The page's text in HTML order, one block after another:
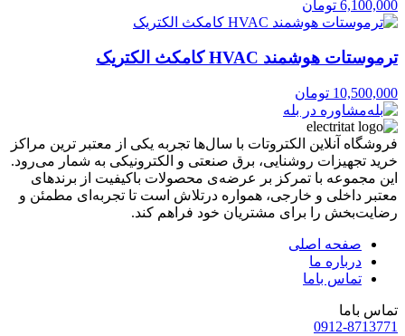
6,100,000 تومان
ترموستات هوشمند HVAC کامکث الکتریک
10,500,000 تومان
مشاوره در بله
فروشگاه آنلاین الکتروتات با سال‌ها تجربه یکی از معتبر ترین مراکز
خرید تجهیزات روشنایی، برق صنعتی و الکترونیکی به شمار می‌رود.
این مجموعه با تمرکز بر عرضه‌ی محصولات باکیفیت از برندهای
معتبر داخلی و خارجی، همواره درتلاش است تا تجربه‌ای مطمئن و
رضایت‌بخش را برای مشتریان خود فراهم کند.
صفحه اصلی
درباره ما
تماس باما
تماس باما
0912-8713771